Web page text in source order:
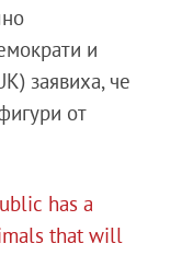
и
заявиха, че
от
has a
that will